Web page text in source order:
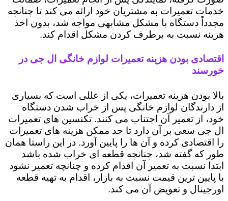
خدمات تعمیرات به مشتریان خود ارائه می کند تا چنانچه
مجدداً دستگاه با مشکل مشابهی مواجه شد، بدون اخذ
هزینه نسبت به برطرف کردن مشکل اقدام کند.
اقتصادی بودن هزینه تعمیرات لوازم خانگی ال جی در
خورسند
بالا بودن هزینه تعمیرات، یکی از عللی است که بسیاری
از دارندگان لوازم خانگی پس از خراب شدن دستگاه
خود، از تعمیر آن اجتناب می کنند. تکنسین های تعمیرات
ال جی سعی بر آن دارد تا حد ممکن هزینه های تعمیرات
را اقتصادی کرده و آن ها را پایین آورد. در این راستا همان
طور که گفته شد، چنانچه قطعه ای خراب شده باشد
ابتدا نسبت به تعمیر آن اقدام کرده و چنانچه تعمیر نشود
با پایین ترین قیمت نسبت به بازار، اقدام به تهیه قطعه
اورجینال و تعویض آن می کند.